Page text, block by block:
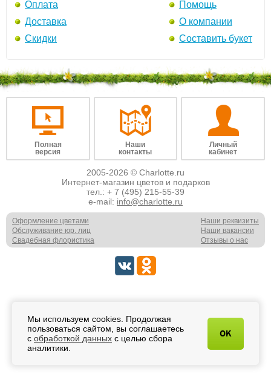
Оплата
Доставка
Скидки
Помощь
О компании
Составить букет
Полная
версия
Наши
контакты
Личный
кабинет
2005-2026 © Charlotte.ru
Интернет-магазин цветов и подарков
тел.: + 7 (495) 215-55-39
e-mail: info@charlotte.ru
Оформление цветами
Обслуживание юр. лиц
Свадебная флористика
Наши реквизиты
Наши вакансии
Отзывы о нас
Мы используем cookies. Продолжая
пользоваться сайтом, вы соглашаетесь
с обработкой данных с целью сбора
аналитики.
OK